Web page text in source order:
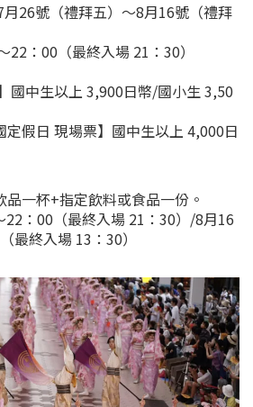
月26號（禮拜五）～8月16號（禮拜
22：00（最終入場 21：30）
國中生以上 3,900日幣/國小生 3,50
定假日 現場票】國中生以上 4,000日
一杯+指定飲料或食品一份。
：00 （最終入場 21：30）/8月16
最終入場 13：30）